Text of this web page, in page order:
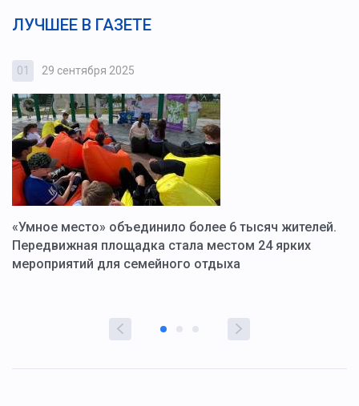
ЛУЧШЕЕ В ГАЗЕТЕ
01 29 сентября 2025
«Умное место» объединило более 6 тысяч жителей.
Передвижная площадка стала местом 24 ярких
мероприятий для семейного отдыха